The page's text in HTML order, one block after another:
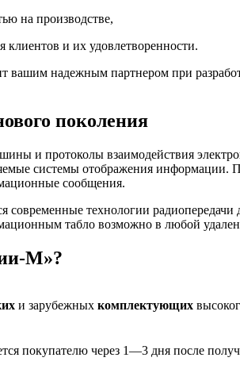
на производстве,
и их удовлетворенности.
надежным партнером при
поколения
и протоколы взаимодействия
системы отображения
сообщения.
современные технологии
табло возможно в любой
М»?
и зарубежных комплектующих
покупателю через 1—3 дня после